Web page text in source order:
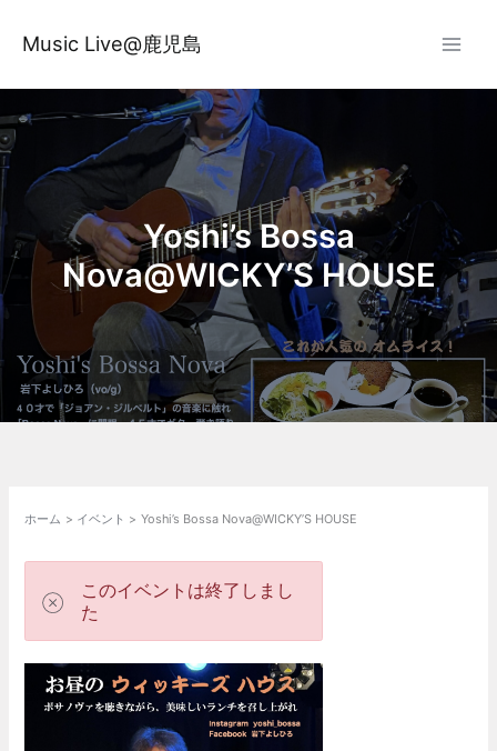
ス
キ
ッ
プ
Music Live@鹿児島
Yoshi’s Bossa
Nova@WICKY’S HOUSE
ホーム イベント Yoshi’s Bossa Nova@WICKY’S HOUSE
このイベントは終了しまし
た